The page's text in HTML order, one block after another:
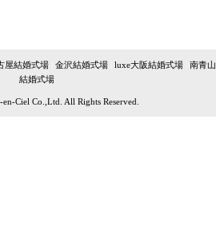
屋結婚式場 金沢結婚式場| luxe大阪結婚式場| 南青山
結婚式場
Ciel Co.,Ltd. All Rights Reserved.